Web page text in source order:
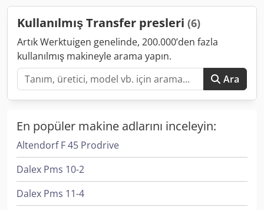
distribütör olmaktan gurur duyuyoruz ve sizden haber
bekliyoruz. Crjdef Rt Ubopfx Anujf
Kullanılmış Transfer presleri (6)
Artık Werktuigen genelinde, 200.000’den fazla
kullanılmış makineyle arama yapın.
Ara
En popüler makine adlarını inceleyin:
Altendorf F 45 Prodrive
Dalex Pms 10-2
Dalex Pms 11-4